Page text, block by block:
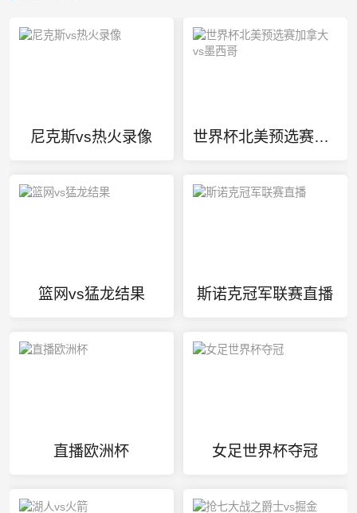
尼克斯vs热火录像 世界杯北美预选赛加拿大vs墨西哥
篮网vs猛龙结果 斯诺克冠军联赛直播
直播欧洲杯 女足世界杯夺冠